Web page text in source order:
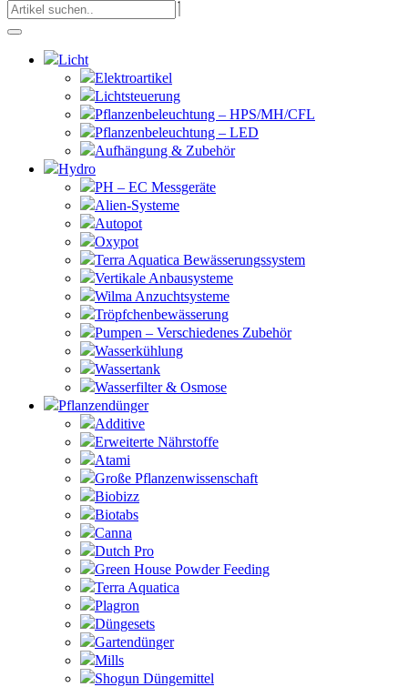
Licht
Elektroartikel
Lichtsteuerung
Pflanzenbeleuchtung – HPS/MH/CFL
Pflanzenbeleuchtung – LED
Aufhängung & Zubehör
Hydro
PH – EC Messgeräte
Alien-Systeme
Autopot
Oxypot
Terra Aquatica Bewässerungssystem
Vertikale Anbausysteme
Wilma Anzuchtsysteme
Tröpfchenbewässerung
Pumpen – Verschiedenes Zubehör
Wasserkühlung
Wassertank
Wasserfilter & Osmose
Pflanzendünger
Additive
Erweiterte Nährstoffe
Atami
Große Pflanzenwissenschaft
Biobizz
Biotabs
Canna
Dutch Pro
Green House Powder Feeding
Terra Aquatica
Plagron
Düngesets
Gartendünger
Mills
Shogun Düngemittel